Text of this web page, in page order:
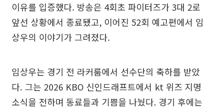
이유를 입증했다. 방송은 4회초 파이터즈가 3대 2로
앞선 상황에서 종료됐고, 이어진 52회 예고편에서 임
상우의 이야기가 그려졌다.
임상우는 경기 전 라커룸에서 선수단의 축하를 받았
다. 그는 2026 KBO 신인드래프트에서 kt 위즈 지명
소식을 전하며 동료들과 기쁨을 나눴다. 경기 후에는